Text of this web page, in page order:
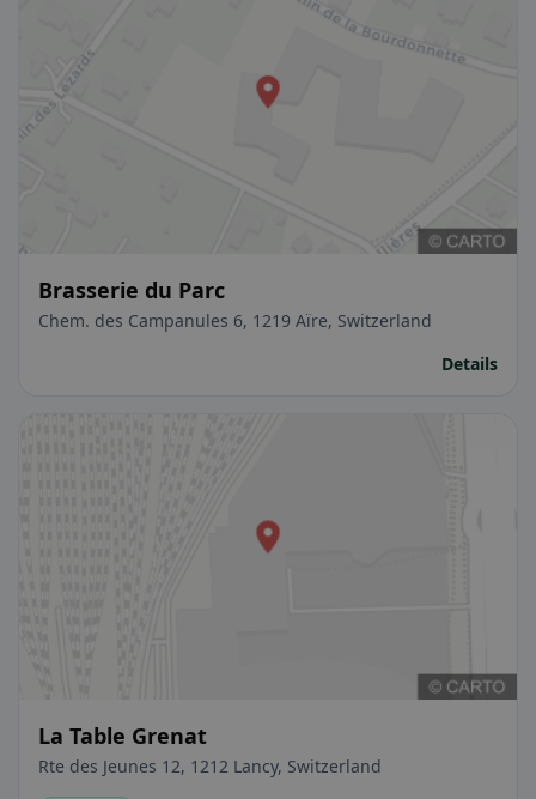
Brasserie du Parc
Chem. des Campanules 6, 1219 Aïre, Switzerland
Details
La Table Grenat
Rte des Jeunes 12, 1212 Lancy, Switzerland